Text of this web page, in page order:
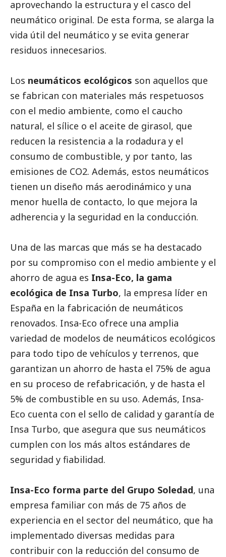
aprovechando la estructura y el casco del
neumático original. De esta forma, se alarga la
vida útil del neumático y se evita generar
residuos innecesarios.
Los neumáticos ecológicos son aquellos que
se fabrican con materiales más respetuosos
con el medio ambiente, como el caucho
natural, el sílice o el aceite de girasol, que
reducen la resistencia a la rodadura y el
consumo de combustible, y por tanto, las
emisiones de CO2. Además, estos neumáticos
tienen un diseño más aerodinámico y una
menor huella de contacto, lo que mejora la
adherencia y la seguridad en la conducción.
Una de las marcas que más se ha destacado
por su compromiso con el medio ambiente y el
ahorro de agua es Insa-Eco, la gama
ecológica de Insa Turbo, la empresa líder en
España en la fabricación de neumáticos
renovados. Insa-Eco ofrece una amplia
variedad de modelos de neumáticos ecológicos
para todo tipo de vehículos y terrenos, que
garantizan un ahorro de hasta el 75% de agua
en su proceso de refabricación, y de hasta el
5% de combustible en su uso. Además, Insa-
Eco cuenta con el sello de calidad y garantía de
Insa Turbo, que asegura que sus neumáticos
cumplen con los más altos estándares de
seguridad y fiabilidad.
Insa-Eco forma parte del Grupo Soledad, una
empresa familiar con más de 75 años de
experiencia en el sector del neumático, que ha
implementado diversas medidas para
contribuir con la reducción del consumo de